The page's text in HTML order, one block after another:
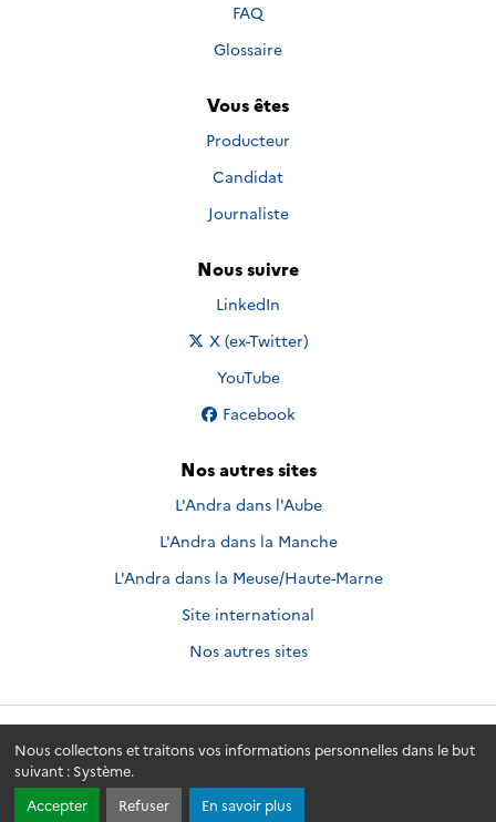
Nous collectons et traitons vos informations personnelles dans le but
suivant : Système.
Accepter
Refuser En savoir plus
FAQ
Glossaire
Vous êtes
Producteur
Candidat
Journaliste
Nous suivre
Nous suivre sur
LinkedIn
Nous suivre sur
X (ex-Twitter)
Nous suivre sur
YouTube
Nous suivre sur
Facebook
Nos autres sites
L'Andra dans l'Aube
L'Andra dans la Manche
L'Andra dans la Meuse/Haute-Marne
Site international
Nos autres sites
Andra.fr © 2026 - Andra. Tous droits réservés.